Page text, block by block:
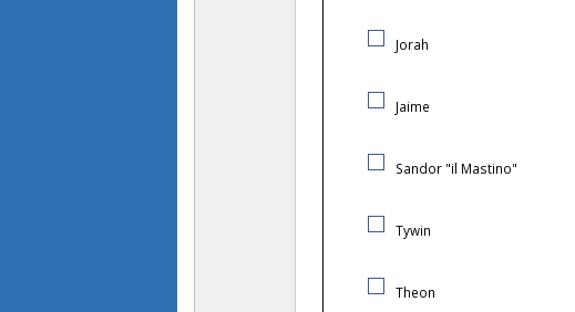
Jorah
Jaime
Sandor "il Mastino"
Tywin
Theon